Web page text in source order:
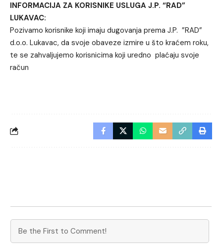
INFORMACIJA ZA KORISNIKE USLUGA J.P. “RAD”
LUKAVAC:
Pozivamo korisnike koji imaju dugovanja prema J.P. ”RAD”
d.o.o. Lukavac, da svoje obaveze izmire u što kraćem roku,
te se zahvaljujemo korisnicima koji uredno plaćaju svoje
račun